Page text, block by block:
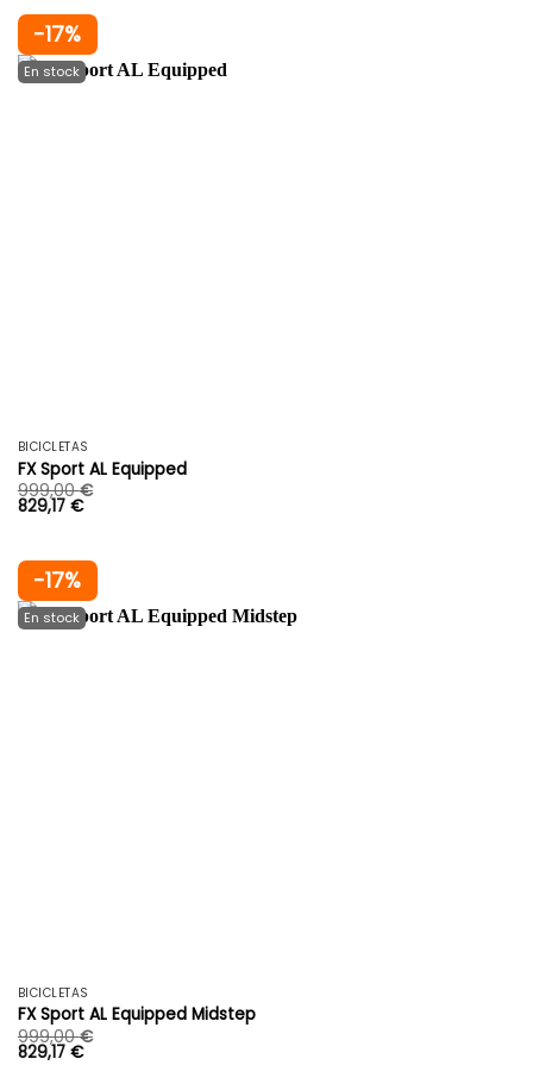
-17%
BICICLETAS
FX Sport AL Equipped
999,00€
829,17 €
-17%
BICICLETAS
FX Sport AL Equipped Midstep
999,00€
829,17 €